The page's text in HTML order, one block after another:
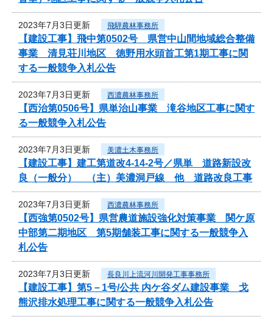
2023年7月3日更新 飛騨農林事務所
【建設工事】飛中第0502号 県営中山間地域総合整備
事業 清見荘川地区 徳野用水頭首工第1期工事に関
する一般競争入札公告
2023年7月3日更新 西濃農林事務所
【西治第0506号】県単治山事業 滝谷地区工事に関す
る一般競争入札公告
2023年7月3日更新 美濃土木事務所
【建設工事】建工第道改4-14-2号／県単 道路新設改
良（一般分） （主）美濃洞戸線 他 道路改良工事
2023年7月3日更新 西濃農林事務所
【西強第0502号】県営農道施設強化対策事業 関ケ原
中部第二期地区 第5期舗装工事に関する一般競争入
札公告
2023年7月3日更新 長良川上流河川開発工事事務所
【建設工事】第5－1号/公共 内ケ谷ダム建設事業 戈
熊沢排水処理工事に関する一般競争入札公告